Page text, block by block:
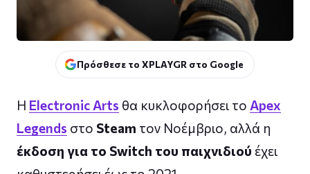
Πρόσθεσε το XPLAYGR στο Google
Η Electronic Arts θα κυκλοφορήσει το Apex
Legends στο Steam τον Νοέμβριο, αλλά η
έκδοση για το Switch του παιχνιδιού έχει